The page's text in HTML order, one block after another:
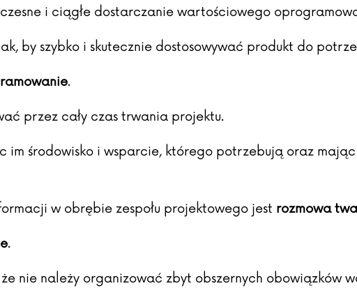
i ciągłe dostarczanie wartościowego
by szybko i skutecznie dostosowywać produkt do
.
przez cały czas trwania projektu.
im środowisko i wsparcie, którego potrzebują oraz mając
w obrębie zespołu projektowego jest rozmowa
.
nie należy organizować zbyt obszernych obowiązków